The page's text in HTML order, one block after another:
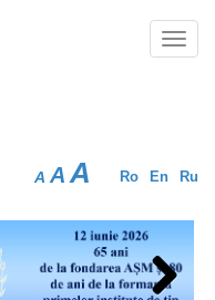
Ro En Ru
A A A